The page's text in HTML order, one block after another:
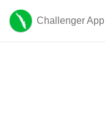
Challenger App